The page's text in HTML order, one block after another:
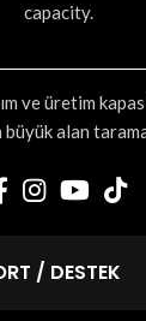
capacity.
ve üretim
alan
/ DESTEK